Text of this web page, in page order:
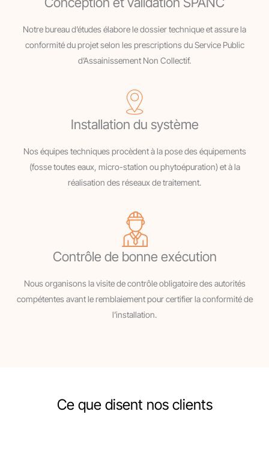
Notre bureau d’études élabore le dossier technique et assure la
conformité du projet selon les prescriptions du Service Public
d’Assainissement Non Collectif.
Installation du système
Nos équipes techniques procèdent à la pose des équipements
(fosse toutes eaux, micro-station ou phytoépuration) et à la
réalisation des réseaux de traitement.
Contrôle de bonne exécution
Nous organisons la visite de contrôle obligatoire des autorités
compétentes avant le remblaiement pour certifier la conformité de
l’installation.
Ce que disent nos clients